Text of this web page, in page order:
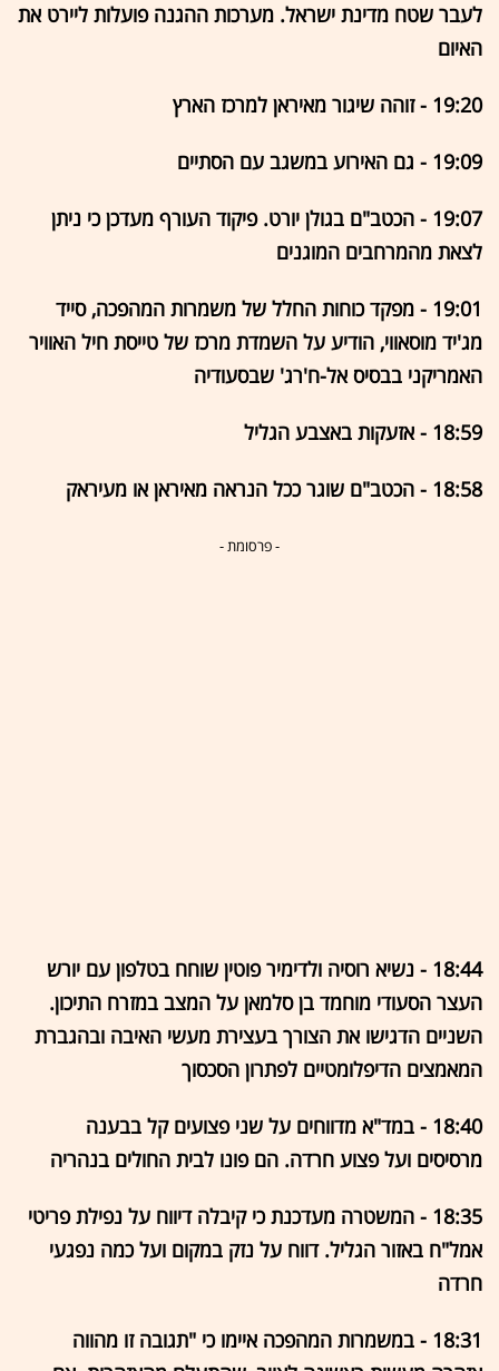
לעבר שטח מדינת ישראל. מערכות ההגנה פועלות ליירט את
האיום
19:20 - זוהה שיגור מאיראן למרכז הארץ
19:09 - גם האירוע במשגב עם הסתיים
19:07 - הכטב"ם בגולן יורט. פיקוד העורף מעדכן כי ניתן
לצאת מהמרחבים המוגנים
19:01 - מפקד כוחות החלל של משמרות המהפכה, סייד
מג'יד מוסאווי, הודיע ​​על השמדת מרכז של טייסת חיל האוויר
האמריקני בבסיס אל-ח'רג' שבסעודיה
18:59 - אזעקות באצבע הגליל
18:58 - הכטב"ם שוגר ככל הנראה מאיראן או מעיראק
- פרסומת -
18:44 - נשיא רוסיה ולדימיר פוטין שוחח בטלפון עם יורש
העצר הסעודי מוחמד בן סלמאן על המצב במזרח התיכון.
השניים הדגישו את הצורך בעצירת מעשי האיבה ובהגברת
המאמצים הדיפלומטיים לפתרון הסכסוך
18:40 - במד"א מדווחים על שני פצועים קל בבענה
מרסיסים ועל פצוע חרדה. הם פונו לבית החולים בנהריה
18:35 - המשטרה מעדכנת כי קיבלה דיווח על נפילת פריטי
אמל"ח באזור הגליל. דווח על נזק במקום ועל כמה נפגעי
חרדה
18:31 - במשמרות המהפכה איימו כי "תגובה זו מהווה